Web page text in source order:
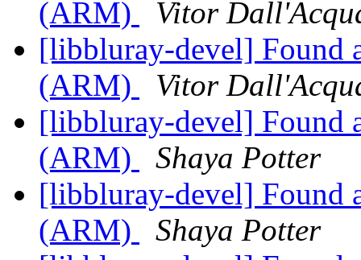
(ARM)
Vitor
[libbluray-devel] Found
(ARM)
Vitor
[libbluray-devel] Found
(ARM)
Shaya Potter
[libbluray-devel] Found
(ARM)
Shaya Potter